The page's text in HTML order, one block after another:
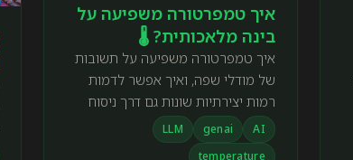
איך טמפרטורה משפיעה על
בינה מלאכותית? 🌡️
איך טמפרטורה משפיעה על תשובות
של מודלי שפה, ואיך אפשר לדמות
רמות יצירתיות שונות גם דרך ניסוח
הפרומפט.
AI
genai
LLM
temperature